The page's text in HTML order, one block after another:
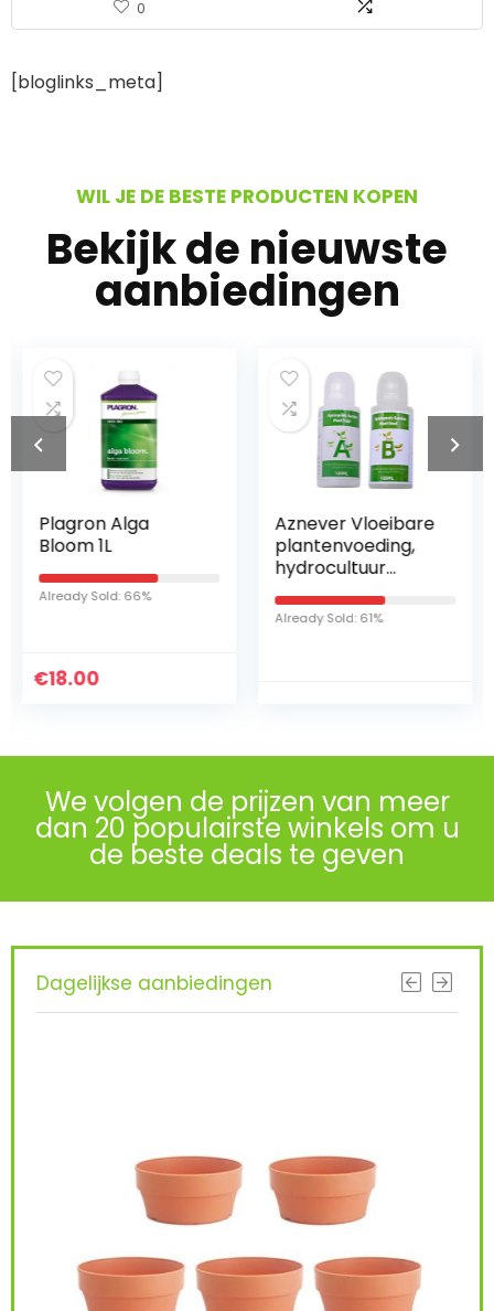
0
[bloglinks_meta]
WIL JE DE BESTE PRODUCTEN KOPEN
Bekijk de nieuwste
aanbiedingen
Plagron Alga
Bloom 1L
Already Sold: 66%
€18.00
Aznever Vloeibare
plantenvoeding,
hydrocultuur
voedingsstoffen A
en B, tweedelige
set, vloeibare
Already Sold: 61%
We volgen de prijzen van meer
dan 20 populairste winkels om u
de beste deals te geven
Dagelijkse aanbiedingen